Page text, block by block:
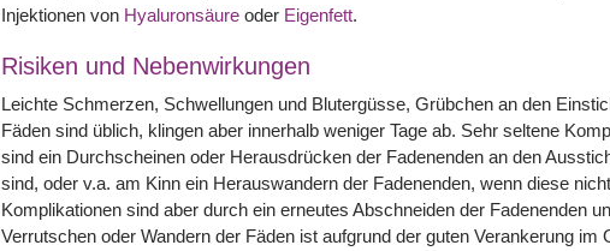
Injektionen von Hyaluronsäure oder Eigenfett.
Risiken und Nebenwirkungen
Leichte Schmerzen, Schwellungen und Blutergüsse, Grübchen an den
Fäden sind üblich, klingen aber innerhalb weniger Tage ab. Sehr seltene
sind ein Durchscheinen oder Herausdrücken der Fadenenden an den
sind, oder v.a. am Kinn ein Herauswandern der Fadenenden, wenn diese
Komplikationen sind aber durch ein erneutes Abschneiden der Fadenenden
Verrutschen oder Wandern der Fäden ist aufgrund der guten Verankerung